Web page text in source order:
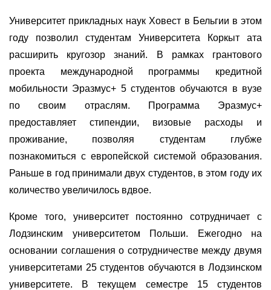
Университет прикладных наук Ховест в Бельгии в этом
году позволил студентам Университета Коркыт ата
расширить кругозор знаний. В рамках грантового
проекта международной программы кредитной
мобильности Эразмус+ 5 студентов обучаются в вузе
по своим отраслям. Программа Эразмус+
предоставляет стипендии, визовые расходы и
проживание, позволяя студентам глубже
познакомиться с европейской системой образования.
Раньше в год принимали двух студентов, в этом году их
количество увеличилось вдвое.
Кроме того, университет постоянно сотрудничает с
Лодзинским университетом Польши. Ежегодно на
основании соглашения о сотрудничестве между двумя
университетами 25 студентов обучаются в Лодзинском
университете. В текущем семестре 15 студентов